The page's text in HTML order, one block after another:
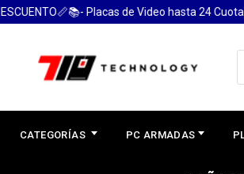
Placas de Video hasta 24 Cuotas 📚
CATEGORÍAS PC ARMADAS